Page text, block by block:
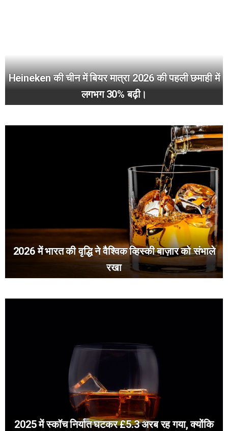
Heineken की चीन में बियर मात्रा 2026 की पहली छमाही में
लगभग 30% बढ़ी।
2026 में भारत की वृद्धि ने वैश्विक व्हिस्की बाज़ार को संभाले
रखा
2025 में स्कॉच निर्यात घटकर £5.3 अरब रह गया, क्योंकि